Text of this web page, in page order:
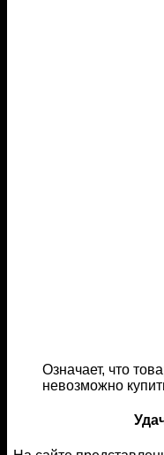
Означает, что
невозможно